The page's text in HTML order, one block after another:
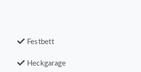
Festbett
Heckgarage